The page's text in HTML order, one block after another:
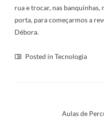
rua e trocar, nas
porta, para começarmos a
Débora.
Posted in Tecnologia
Aulas de